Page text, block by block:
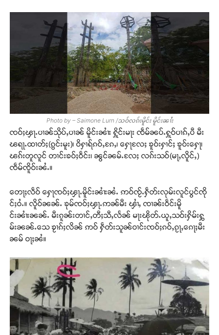
Support SHAN
Photo by – Saimone Lurn /သဝ်လၵ်းမိူင်း မိူင်းၼၢႆး
ၸဝ်ႈၾႃႉပၢၼ်သိုပ်ႇပၢၼ် မိူင်းၼၢႆး ႁိူင်းမႃး ၸဵမ်ၼပ်ႉႁူဝ်ပၢၵ်ႇပီ မီး
ၽရႃႉထၢတ်ႈ(ၵွင်းမူး)၊ ဝိႁၢရ်ၵဝ်ႇၵႄႇ၊ ႁေႃလႄႈ ၶူဝ်းႁၢင်ႈ ၶူဝ်းႁေႃ၊
ၽၵ်းတူလူင် တၢင်းၶဝ်ႈဝဵင်း၊ ၼွင်ၼမ်ႉလႄႈ လၵ်းသဝ်(မႃႇလိူင်ႇ)
ၸဵမ်ၸိူဝ်းၼႆႉ။
တေႃႈလဵဝ် ႁေႃၸဝ်ႈၾႃႉမိူင်းၼၢႆးၼႆႉ ဢဝ်ၸႂ်ႉႁဵတ်းလုမ်းလူင်ပွင်ၸို
င်ႈဝႆႉ။ လိူဝ်ၼၼ်ႉ ၶုမ်ၸဝ်ႈၾႃႉဢၼ်မီး ၾၢႆႇ ၸၢၼ်းဝဵင်းမိူ
င်းၼၢႆးၼၼ်ႉ မီးၵူၼ်းတၢင်ႇတီႈသီႇလႅၼ် မႃးၽိုတ်ႉယူႇသဝ်းႁိမ်းႁွ
မ်းၼၼ်ႉသေ ၶႂၢၵ်ႈလိၼ် ဢဝ် ႁဵတ်းသူၼ်ဝၢင်းၸဝ်ႈၵဝ်ႇၵႂႃႇၵေႃႈမီး
ၼမ် ဝႃႈၼႆ။